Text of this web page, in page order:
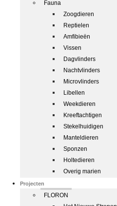
Fauna
Zoogdieren
Reptielen
Amfibieën
Vissen
Dagvlinders
Nachtvlinders
Microvlinders
Libellen
Weekdieren
Kreeftachtigen
Stekelhuidigen
Manteldieren
Sponzen
Holtedieren
Overig marien
Projecten
FLORON